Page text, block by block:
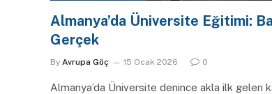
Almanya’da Üniversite Eğitimi:
Gerçek
By Avrupa Göç 15 Ocak 2026 0
Almanya’da Üniversite denince akla ilk gelen